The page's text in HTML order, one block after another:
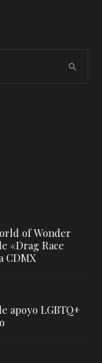
of Wonder
«Drag Race
CDMX
apoyo LGBTQ+